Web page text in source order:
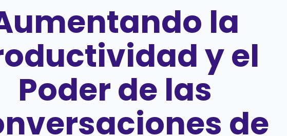
la
y el
Poder de las
de